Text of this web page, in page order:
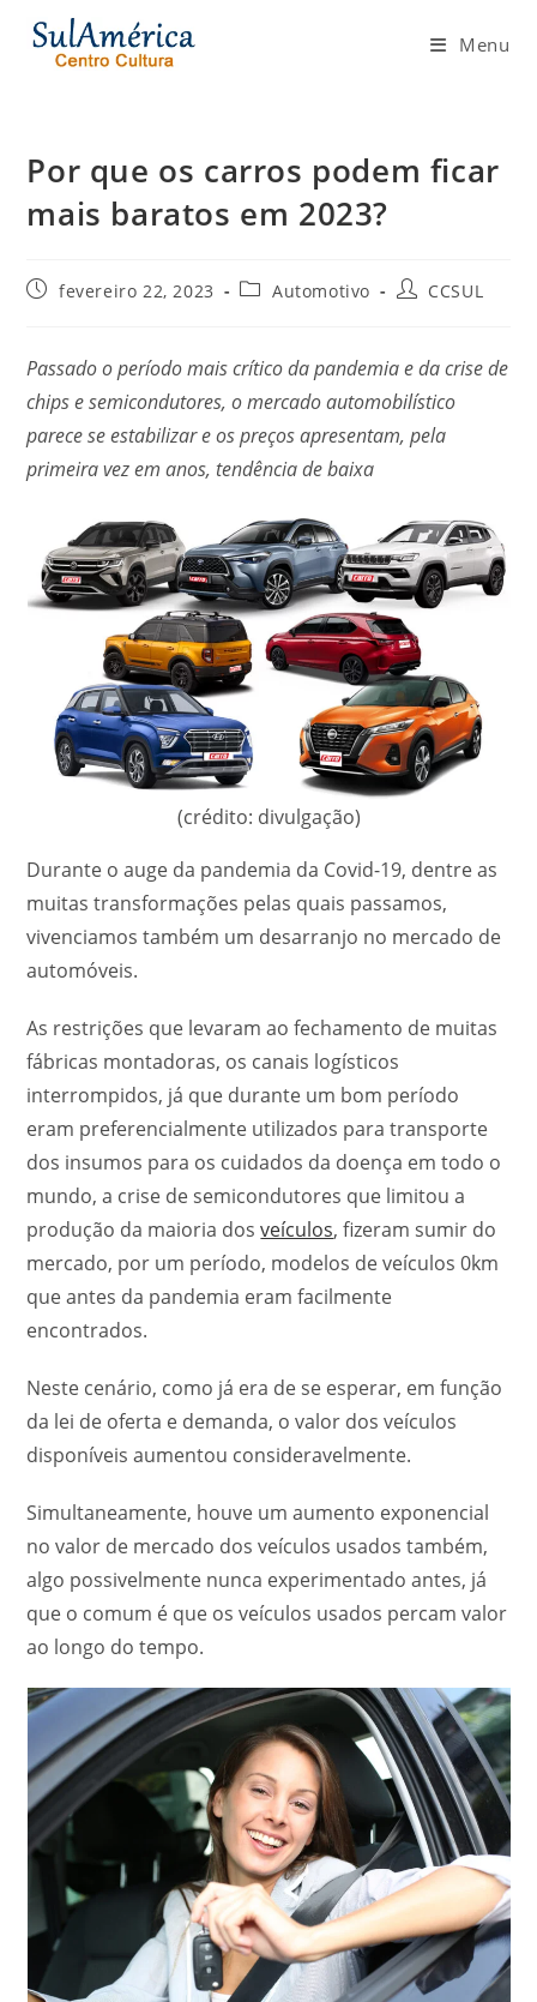
para
Menu
Por que os carros podem ficar
mais baratos em 2023?
Postfevereiro 22, 2023
Categoria
Automotivo
AutorCCSUL
Passado o período mais crítico da pandemia e da crise de
chips e semicondutores, o mercado automobilístico
parece se estabilizar e os preços apresentam, pela
primeira vez em anos, tendência de baixa
(crédito: divulgação)
Durante o auge da pandemia da Covid-19, dentre as
muitas transformações pelas quais passamos,
vivenciamos também um desarranjo no mercado de
automóveis.
As restrições que levaram ao fechamento de muitas
fábricas montadoras, os canais logísticos
interrompidos, já que durante um bom período
eram preferencialmente utilizados para transporte
dos insumos para os cuidados da doença em todo o
mundo, a crise de semicondutores que limitou a
produção da maioria dosveículos, fizeram sumir do
mercado, por um período, modelos de veículos 0km
que antes da pandemia eram facilmente
encontrados.
Neste cenário, como já era de se esperar, em função
da lei de oferta e demanda, o valor dos veículos
disponíveis aumentou consideravelmente.
Simultaneamente, houve um aumento exponencial
no valor de mercado dos veículos usados também,
algo possivelmente nunca experimentado antes, já
que o comum é que os veículos usados percam valor
ao longo do tempo.